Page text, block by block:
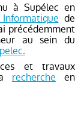
à Supélec en
de
précédemment
au sein du
et travaux
recherche en